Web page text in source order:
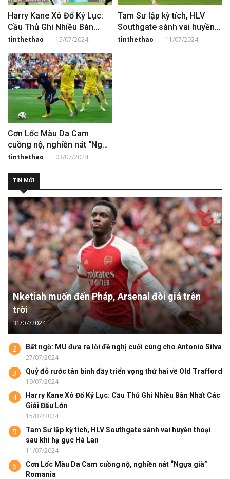
Harry Kane Xô Đổ Kỷ Lục:
Cầu Thủ Ghi Nhiều Bàn
Nhất Các Giải Đấu Lớn
tinthethao 15/07/2024
Tam Sư lập kỳ tích, HLV
Southgate sánh vai huyền
thoại sau khi hạ gục Hà Lan
tinthethao 11/07/2024
Cơn Lốc Màu Da Cam
cuồng nộ, nghiền nát “Ngựa
già” Romania
tinthethao 03/07/2024
TIN MỚI
Nketiah muốn đến Pháp, Arsenal đòi giá trên
trời
31/07/2024
2 Bất ngờ: MU đưa ra lời đề nghị cuối cùng cho Antonio Silva
27/07/2024
3 Quỷ đỏ rước tân binh đầy triển vọng thứ hai về Old Trafford
19/07/2024
4
Harry Kane Xô Đổ Kỷ Lục: Cầu Thủ Ghi Nhiều Bàn Nhất Các
Giải Đấu Lớn
15/07/2024
5
Tam Sư lập kỳ tích, HLV Southgate sánh vai huyền thoại
sau khi hạ gục Hà Lan
11/07/2024
6
Cơn Lốc Màu Da Cam cuồng nộ, nghiền nát “Ngựa già”
Romania